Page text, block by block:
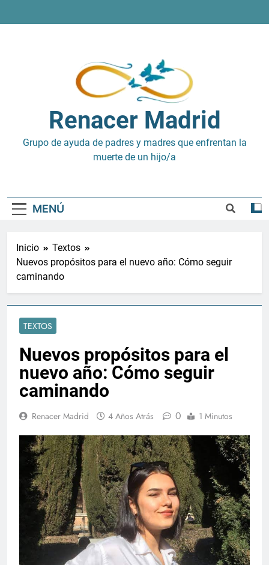
Renacer Madrid
Grupo de ayuda de padres y madres que enfrentan la
muerte de un hijo/a
MENÚ
Inicio
Textos
Nuevos propósitos para el nuevo año: Cómo seguir
caminando
TEXTOS
Nuevos propósitos para el
nuevo año: Cómo seguir
caminando
Renacer Madrid 4 Años Atrás 0 1 Minutos